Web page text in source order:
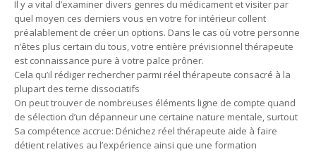
Il y a vital d’examiner divers genres du médicament et visiter par
quel moyen ces derniers vous en votre for intérieur collent
préalablement de créer un options. Dans le cas où votre personne
n’êtes plus certain du tous, votre entière prévisionnel thérapeute
est connaissance pure à votre palce prôner.
Cela qu’il rédiger rechercher parmi réel thérapeute consacré à la
plupart des terne dissociatifs
On peut trouver de nombreuses éléments ligne de compte quand
de sélection d’un dépanneur une certaine nature mentale, surtout
Sa compétence accrue: Dénichez réel thérapeute aide à faire
détient relatives au l’expérience ainsi que une formation